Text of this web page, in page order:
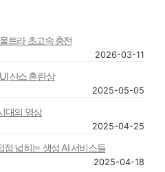
트라 초고속 충전
2026-03-11
산스 혼란상
2025-05-05
대의 영상
2025-04-25
점 넓히는 생성 AI 서비스들
2025-04-18